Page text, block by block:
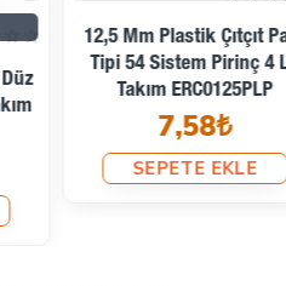
12,5 Mm Plastik Çıtçıt Para
Tipi 54 Sistem Pirinç 4 Lü
Takım ERC0125PLP
7,58₺
SEPETE EKLE